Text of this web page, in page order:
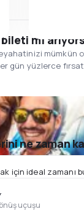
mi
mümkün
gün yüzlerce
ne zaman
için ideal zamanı
uçuşu